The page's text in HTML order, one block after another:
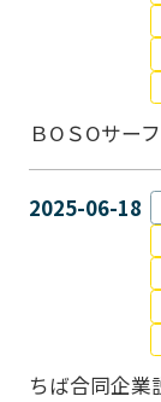
ＢОＳОサー
2025-06-18
ちば合同企業